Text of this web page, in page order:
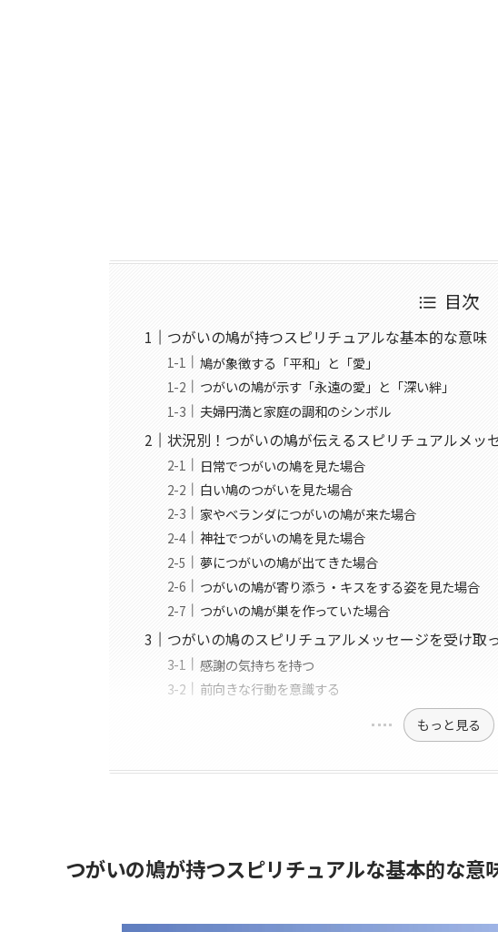
目次
つがいの鳩が持つスピリチュアルな基本的な意味
鳩が象徴する「平和」と「愛」
つがいの鳩が示す「永遠の愛」と「深い絆」
夫婦円満と家庭の調和のシンボル
状況別！つがいの鳩が伝えるスピリチュアルメッ
日常でつがいの鳩を見た場合
白い鳩のつがいを見た場合
家やベランダにつがいの鳩が来た場合
神社でつがいの鳩を見た場合
夢につがいの鳩が出てきた場合
つがいの鳩が寄り添う・キスをする姿を見た場合
つがいの鳩が巣を作っていた場合
つがいの鳩のスピリチュアルメッセージを受け取
感謝の気持ちを持つ
前向きな行動を意識する
もっと見る
つがいの鳩が持つスピリチュアルな基本的な意